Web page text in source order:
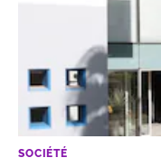
SOCIÉTÉ